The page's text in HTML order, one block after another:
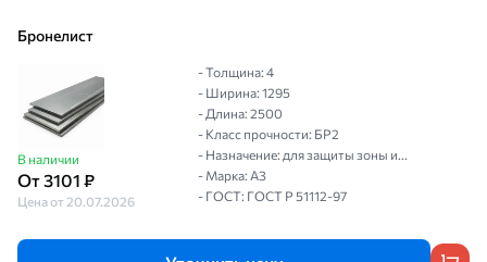
Бронелист
В наличии
От 3101 ₽
Цена от 20.07.2026
- Толщина: 4
- Ширина: 1295
- Длина: 2500
- Класс прочности: БР2
- Назначение: для защиты зоны и...
- Марка: А3
- ГОСТ: ГОСТ P 51112-97